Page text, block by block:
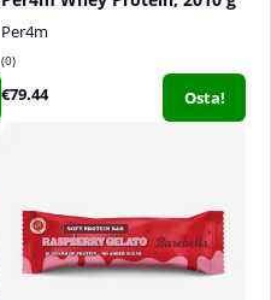
Per4m
0
€79.44 Osta!